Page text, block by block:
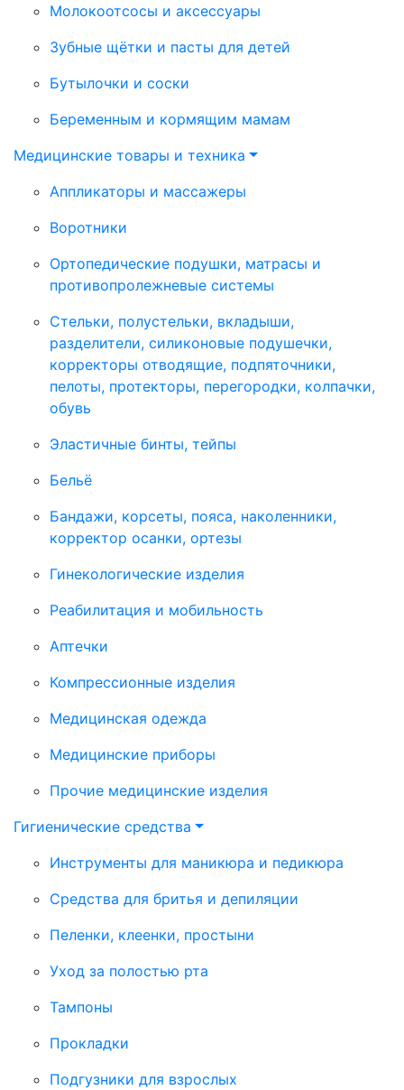
Молокоотсосы и аксессуары
Зубные щётки и пасты для детей
Бутылочки и соски
Беременным и кормящим мамам
Медицинские товары и техника
Аппликаторы и массажеры
Воротники
Ортопедические подушки, матрасы и
противопролежневые системы
Стельки, полустельки, вкладыши,
разделители, силиконовые подушечки,
корректоры отводящие, подпяточники,
пелоты, протекторы, перегородки, колпачки,
обувь
Эластичные бинты, тейпы
Бельё
Бандажи, корсеты, пояса, наколенники,
корректор осанки, ортезы
Гинекологические изделия
Реабилитация и мобильность
Аптечки
Компрессионные изделия
Медицинская одежда
Медицинские приборы
Прочие медицинские изделия
Гигиенические средства
Инструменты для маникюра и педикюра
Средства для бритья и депиляции
Пеленки, клеенки, простыни
Уход за полостью рта
Тампоны
Прокладки
Подгузники для взрослых